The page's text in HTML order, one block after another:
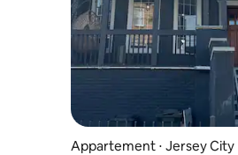
Appartement ⋅ Jersey City